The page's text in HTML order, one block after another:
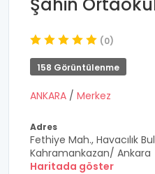
(0)
158 Görüntülenme
ANKARA / Merkez
Adres
Fethiye Mah., Havacılık
Kahramankazan/ Ankara
Haritada göster